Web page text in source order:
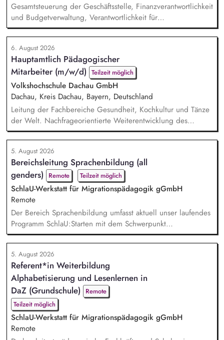
Gesamtsteuerung der Geschäftsstelle, Finanzverantwortlichkeit
und Budgetverwaltung, Verantwortlichkeit für
Zuwendungsanträge, Verwendungsnachweise und
Sachberichte für unterschiedliche Zuwendungsgeber,
Kommunikation mit Zuwendungsgebern, Personalführung
(Personalfürsorge, Mitarbeiter*innengespräche), Entwicklung
von Leitlinien des Bildungsprogramms, Gremien- und
politische Vernetzungsarbeit...
6. August 2026
Hauptamtlich Pädagogischer
Mitarbeiter (m/w/d) Teilzeit möglich
Volkshochschule Dachau GmbH
Dachau, Kreis Dachau, Bayern, Deutschland
Leitung der Fachbereiche Gesundheit, Kochkultur und Tänze
der Welt. Nachfrageorientierte Weiterentwicklung des
Programmangebotes. Pädagogische Planung, inhaltliche
Entwicklung des Profils und Organisation des Angebots.
Fachliche Auswahl von Kursleitenden sowie deren
methodische und didaktische Beratung. Budgetsteuerung
sowie betriebswirtschaftliche Planung in den betreffenden
Fachbereichen. Mita...
5. August 2026
Bereichsleitung Sprachenbildung (all
genders)
Remote Teilzeit möglich
SchlaU-Werkstatt für Migrationspädagogik gGmbH
Remote
Der Bereich Sprachenbildung umfasst aktuell unser laufendes
Programm SchlaU:Starten mit dem Schwerpunkt
"Alphabetisierung in DaZ für die Grundschule" sowie
zukünftig weitere auf Unterrichtsmaterial bezogene Projekte
mit den Schwerpunkten sprachensensibles und
rassismuskritisches Deutschlernen von der Grundschule bis in
die Berufliche Bildung. Der Bereich Sprachenbildung
entwickelt in seinen Proj...
5. August 2026
Referent*in Weiterbildung
Alphabetisierung und Lesenlernen in
DaZ (Grundschule)
Remote
Teilzeit möglich
SchlaU-Werkstatt für Migrationspädagogik gGmbH
Remote